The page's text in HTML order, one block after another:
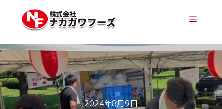
2024年8月9日